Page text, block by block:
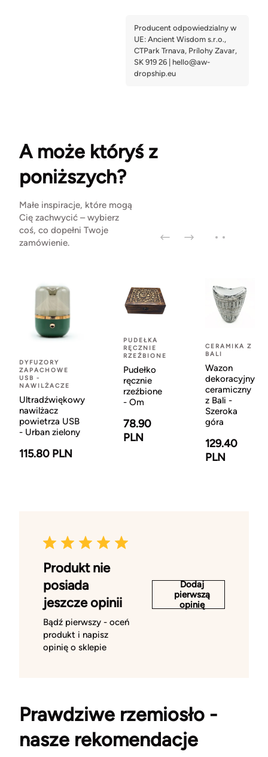
A może któryś z
poniższych?
Małe inspiracje, które mogą
Cię zachwycić – wybierz
coś, co dopełni Twoje
zamówienie.
DYFUZORY
ZAPACHOWE
USB -
NAWILŻACZE
Ultradźwiękowy
nawilżacz
powietrza USB
- Urban zielony
115.80 PLN
PUDEŁKA
RĘCZNIE
RZEŹBIONE
Pudełko
ręcznie
rzeźbione
- Om
78.90
PLN
CERAMIKA Z
BALI
Wazon
dekoracyjny
ceramiczny
z Bali -
Szeroka
góra
129.40
PLN
Produkt nie
posiada
jeszcze opinii
Bądź pierwszy - oceń
produkt i napisz
opinię o sklepie
Dodaj
pierwszą
opinię
Prawdziwe rzemiosło -
nasze rekomendacje